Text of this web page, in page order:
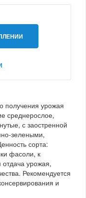
получения урожая
среднерослое,
с заостренной
зелеными,
сорта:
фасоли, к
отдача урожая,
Рекомендуется
и